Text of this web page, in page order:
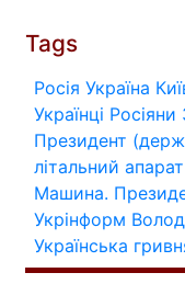
Tags
Росія Україна
Українці Росіяни
Президент
літальний апарат
Машина.
Укрінформ
Українська